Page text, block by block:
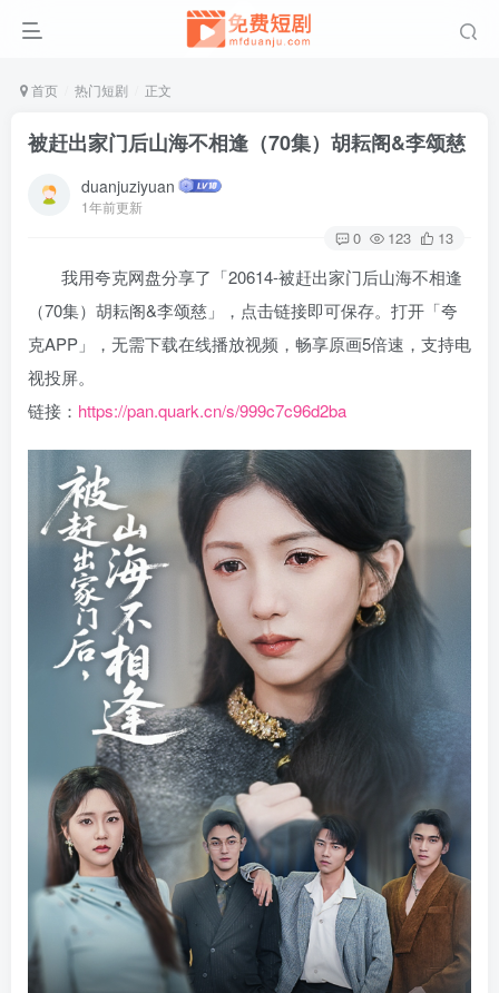
首页 热门短剧 正文
被赶出家门后山海不相逢（70集）胡耘阁&李颂慈
duanjuziyuan
1年前更新
0 123 13
我用夸克网盘分享了「20614-被赶出家门后山海不相逢
（70集）胡耘阁&李颂慈」，点击链接即可保存。打开「夸
克APP」，无需下载在线播放视频，畅享原画5倍速，支持电
视投屏。
链接： https://pan.quark.cn/s/999c7c96d2ba